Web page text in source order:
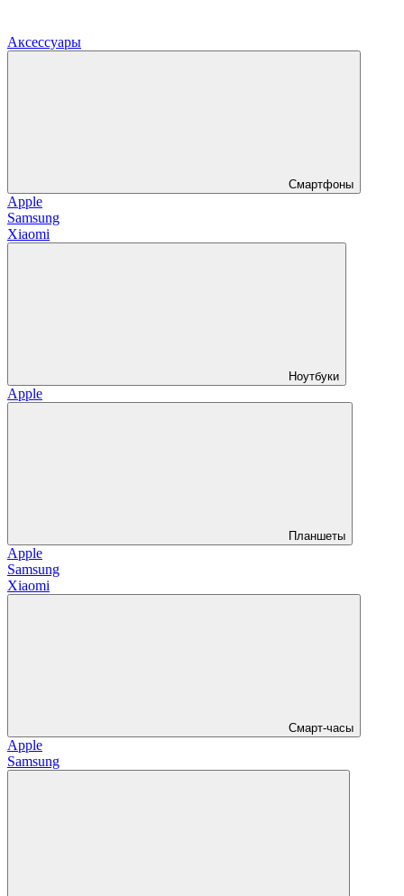
Аксессуары
Смартфоны
Apple
Samsung
Xiaomi
Ноутбуки
Apple
Планшеты
Apple
Samsung
Xiaomi
Смарт-часы
Apple
Samsung